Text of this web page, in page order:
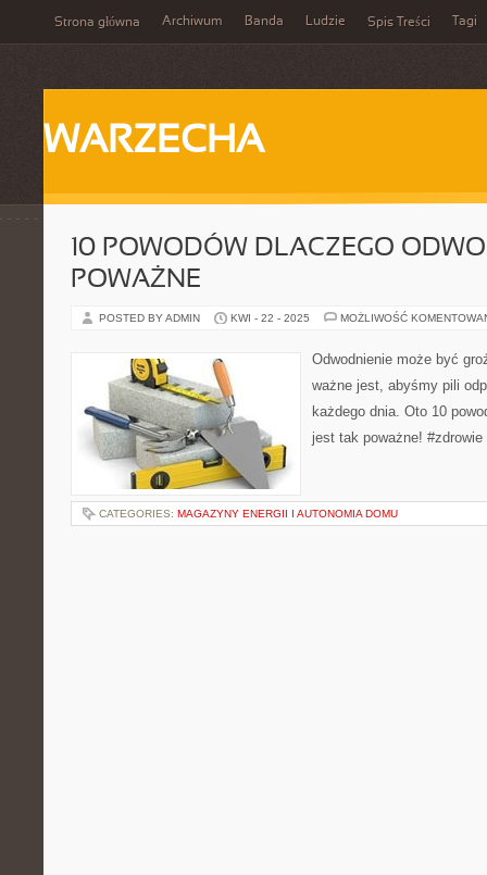
Strona główna Archiwum Banda Ludzie Spis Treści Tagi
WARZECHA
10 POWODÓW DLACZEGO
POWAŻNE
POSTED BY ADMIN KWI - 22 - 2025 MOŻLIWOŚĆ
Odwodnienie może być
ważne jest, abyśmy pili
każdego dnia. Oto 10
jest tak poważne! #zdrowie
CATEGORIES: MAGAZYNY ENERGII I AUTONOMIA DOMU